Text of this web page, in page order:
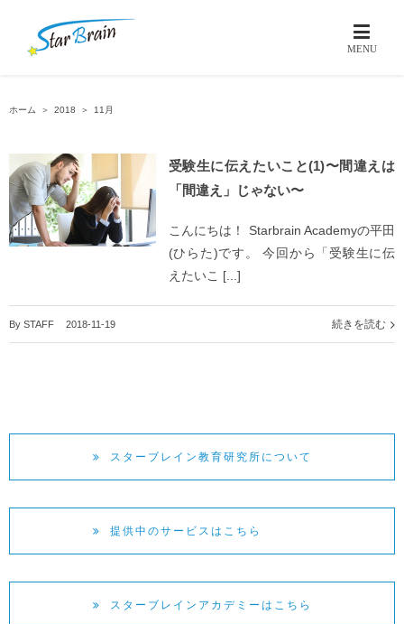
ホーム ＞ 2018 ＞ 11月
受験生に伝えたいこと(1)〜間違えは
「間違え」じゃない〜
こんにちは！ Starbrain Academyの平田
(ひらた)です。 今回から「受験生に伝
えたいこ [...]
By STAFF 2018-11-19 続きを読む
スターブレイン教育研究所について
提供中のサービスはこちら
スターブレインアカデミーはこちら